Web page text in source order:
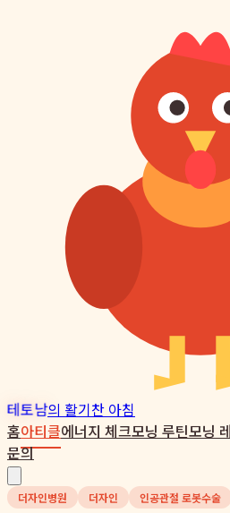
테토남의 활기찬 아침
홈아티클에너지 체크모닝 루틴모닝
문의
더자인병원 더자인 인공관절 로봇수술